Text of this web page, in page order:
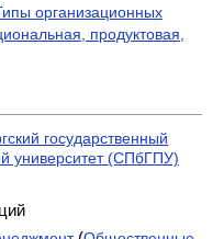
организационных
продуктовая,
государственный
университет (СПбГПУ)